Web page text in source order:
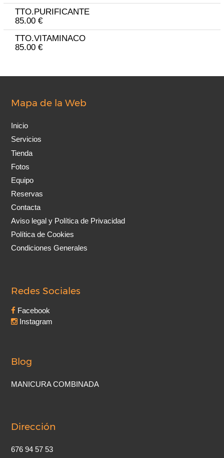
TTO.PURIFICANTE
85.00 €
TTO.VITAMINACO
85.00 €
Mapa de la Web
Inicio
Servicios
Tienda
Fotos
Equipo
Reservas
Contacta
Aviso legal y Política de Privacidad
Política de Cookies
Condiciones Generales
Redes Sociales
Facebook
Instagram
Blog
MANICURA COMBINADA
Dirección
676 94 57 53